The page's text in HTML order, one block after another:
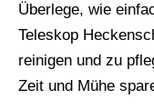
Überlege, wie
Teleskop
reinigen und zu
Zeit und Mühe